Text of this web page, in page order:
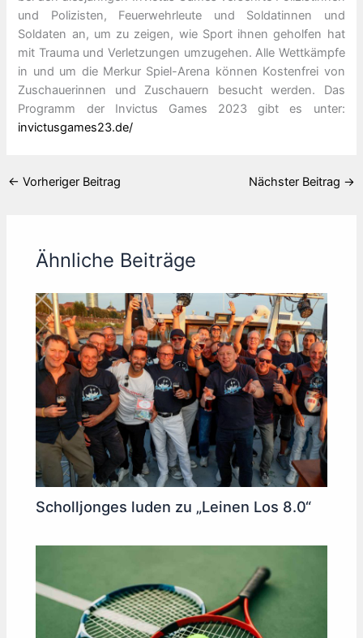
und Polizisten, Feuerwehrleute und Soldatinnen und
Soldaten an, um zu zeigen, wie Sport ihnen geholfen hat
mit Trauma und Verletzungen umzugehen. Alle Wettkämpfe
in und um die Merkur Spiel-Arena können Kostenfrei von
Zuschauerinnen und Zuschauern besucht werden. Das
Programm der Invictus Games 2023 gibt es unter:
invictusgames23.de/
← Vorheriger Beitrag Nächster Beitrag →
Ähnliche Beiträge
Scholljonges luden zu „Leinen Los 8.0“